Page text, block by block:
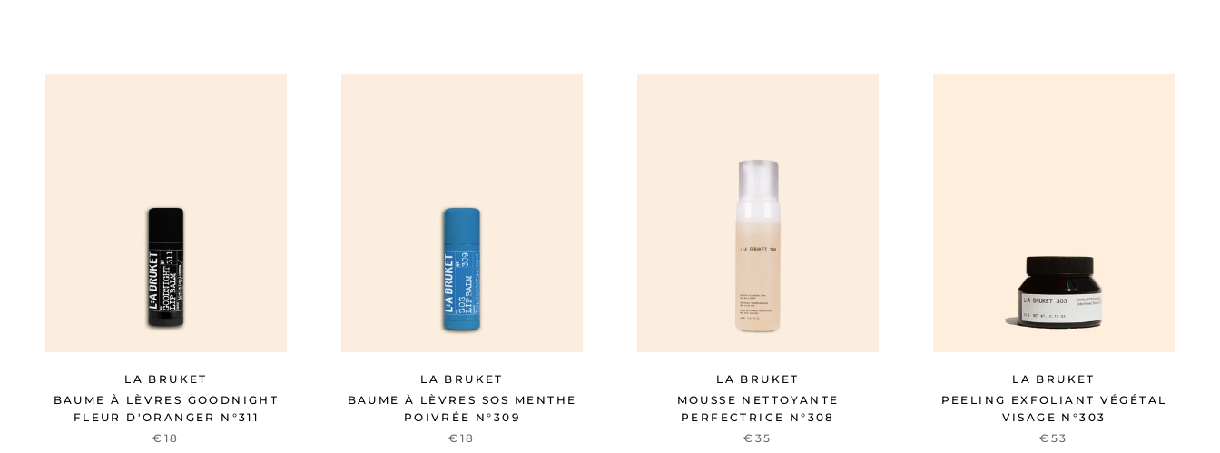
LA BRUKET
BAUME À LÈVRES GOODNIGHT
FLEUR D'ORANGER N°311
€18
LA BRUKET
BAUME À LÈVRES SOS MENTHE
POIVRÉE N°309
€18
LA BRUKET
MOUSSE NETTOYANTE
PERFECTRICE N°308
€35
LA BRUKET
PEELING EXFOLIANT VÉGÉTAL
VISAGE N°303
€53